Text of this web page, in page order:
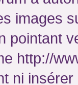
images
pointant
http://
ni